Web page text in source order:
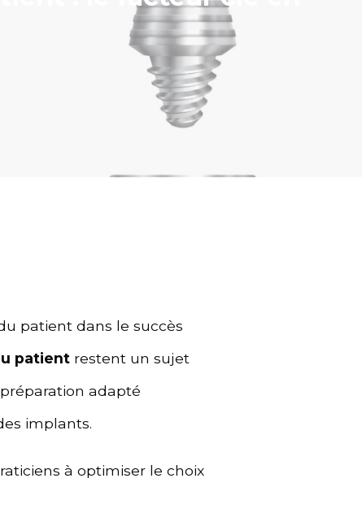
patient dans le succès
patient restent un sujet
adapté
implants.
à optimiser le choix